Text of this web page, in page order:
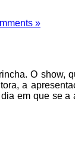
»
O show,
a
em que se